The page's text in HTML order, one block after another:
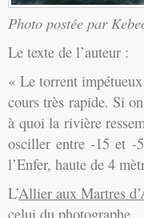
Photo postée par
Le texte de l’auteur :
« Le torrent
cours très rapide. Si
à quoi la rivière
osciller entre -15 et -
l’Enfer, haute de 4
L’Allier aux Martres
celui du photographe.